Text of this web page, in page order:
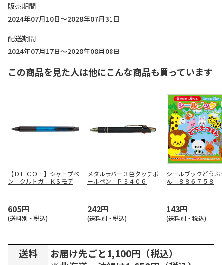
販売期間
2024年07月10日～2028年07月31日
配送期間
2024年07月17日～2028年08月08日
この商品を見た人は他にこんな商品も買っています
【ＤＥＣＯ＋】シャープペ
ン クルトガ ＫＳモデル
605円
(送料別・税込)
メタルラバー３色タッチボ
ールペン Ｐ３４０６
242円
(送料別・税込)
シールブックどうぶ
ん ８８６７５８
143円
(送料別・税込)
送料
お届け先ごと1,100円（税込）